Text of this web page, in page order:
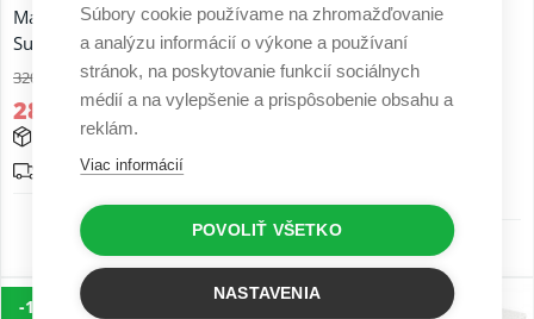
Matrac s pamäťovou penou
Super Fox Visco Wellness
320,00 €
288,00 €
15 - 25 prac. dní
Doprava zadarmo
Ortopedický matrac
Romantika Kašmír 24 cm +
vankúš za 1€
334,00 €
5 r. záruka
-10% -10%
Súbory cookie používame na zhromažďovanie
a analýzu informácií o výkone a používaní
stránok, na poskytovanie funkcií sociálnych
médií a na vylepšenie a prispôsobenie obsahu a
reklám.
Viac informácií
POVOLIŤ VŠETKO
NASTAVENIA